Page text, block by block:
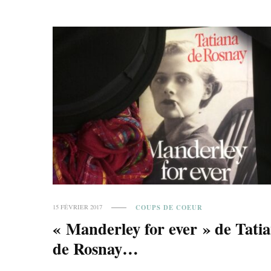
15 FÉVRIER 2017 COUPS DE COEUR
« Manderley for ever » de
de Rosnay…